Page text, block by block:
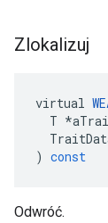
Zlokalizuj
virtual
T *
) const
Odwróć.